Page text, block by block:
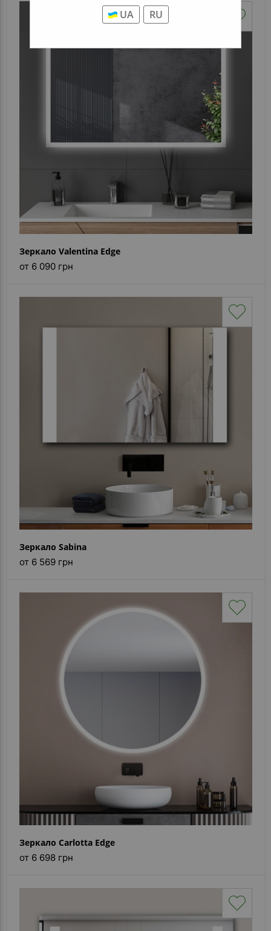
UA RU
Зеркало Valentina Edge
от 6 090 грн
Зеркало Sabina
от 6 569 грн
Зеркало Carlotta Edge
от 6 698 грн